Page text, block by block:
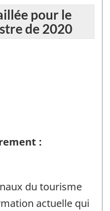
pour le
de 2020
:
du tourisme
actuelle qui